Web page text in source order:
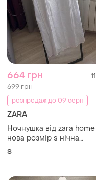
664 грн 11
699 грн
розпродаж до 09 серп
ZARA
Ночнушка від zara home
нова розмір s нічна
сорочка бавовна
S